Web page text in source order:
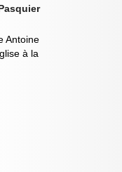
Antoine
à la